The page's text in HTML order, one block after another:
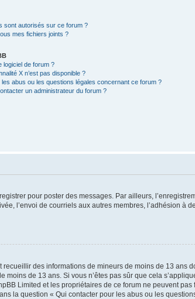
sont autorisés sur ce forum ?
mes fichiers joints ?
logiciel de forum ?
X n’est pas disponible ?
abus ou les questions légales concernant ce forum ?
un administrateur du forum ?
pour poster des messages. Par ailleurs,
l’envoi de courriels aux autres membres, l’adhésion à
des informations de mineurs de moins de 13 ans
de 13 ans. Si vous n’êtes pas sûr que cela
Limited et les propriétaires de ce forum ne peuvent pas
la question « Qui contacter pour les abus ou les